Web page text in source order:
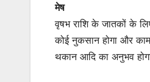
मेष
वृषभ राशि के जातकों के
कोई नुकसान होगा और
थकान आदि का अनुभव होगा.